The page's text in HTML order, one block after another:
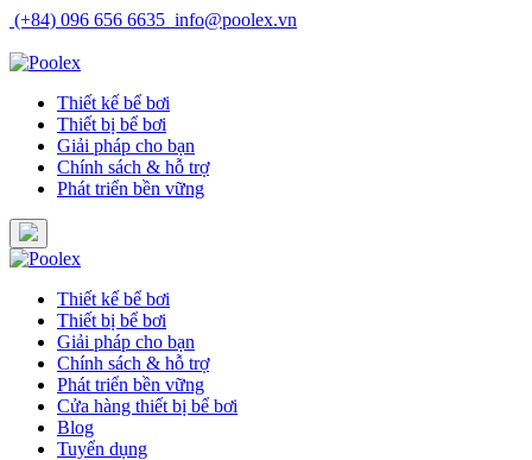
Skip
content
(+84) 096 656 6635 info@poolex.vn
Thiết kế bể bơi
Thiết bị bể bơi
Giải pháp cho bạn
Chính sách & hỗ trợ
Phát triển bền vững
Thiết kế bể bơi
Thiết bị bể bơi
Giải pháp cho bạn
Chính sách & hỗ trợ
Phát triển bền vững
Cửa hàng thiết bị bể bơi
Blog
Tuyển dụng